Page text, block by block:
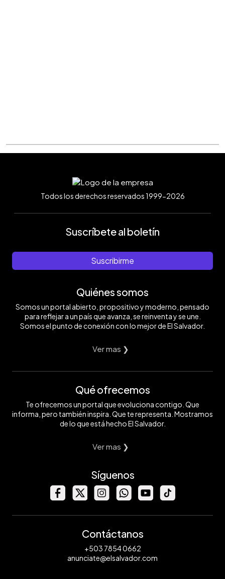
Todos los derechos reservados 1999-2026
Suscríbete al boletín
Suscribirme
Quiénes somos
Somos un portal abierto, propositivo y moderno, pensado
para reflejar a un país que avanza, se reinventa y se une.
Somos el punto de conexión con lo mejor de El Salvador.
Ver mas ❯
Qué ofrecemos
Te ofrecemos un portal que evoluciona contigo. Que
informa, pero también inspira. Que te representa. Mostramos
de lo que está hecho El Salvador.
Ver mas ❯
Síguenos
Contáctanos
+503 7854 0662
anunciate@elsalvador.com